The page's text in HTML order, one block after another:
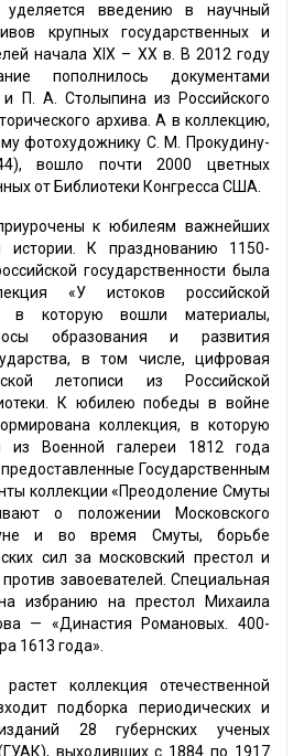
введению в научный
крупных государственных и
начала XIX – XX в. В 2012 году
пополнилось документами
П. А. Столыпина из Российского
архива. А в коллекцию,
фотохудожнику С. М. Прокудину-
вошло почти 2000 цветных
от Библиотеки Конгресса США.
к юбилеям важнейших
истории. К празднованию 1150-
государственности была
«У истоков российской
в которую вошли материалы,
образования и развития
в том числе, цифровая
летописи из Российской
К юбилею победы в войне
коллекция, в которую
из Военной галереи 1812 года
Государственным
коллекции «Преодоление Смуты
о положении Московского
и во время Смуты, борьбе
сил за московский престол и
завоевателей. Специальная
избранию на престол Михаила
— «Династия Романовых. 400-
1613 года».
коллекция отечественной
подборка периодических и
28 губернских ученых
выходивших с 1884 по 1917